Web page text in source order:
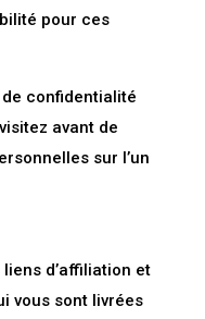
pour ces
confidentialité
avant de
sur l’un
d’affiliation et
vous sont livrées